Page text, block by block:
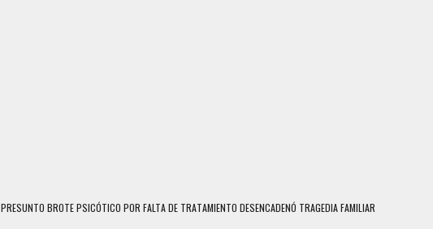
PRESUNTO BROTE PSICÓTICO POR FALTA DE TRATAMIENTO DESENCADENÓ TRAGEDIA FAMILIAR